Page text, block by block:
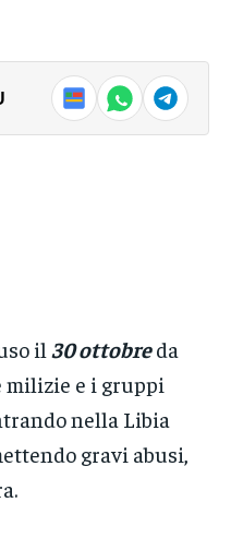
il 30 ottobreda
milizie e i gruppi
nella Libia
gravi abusi,